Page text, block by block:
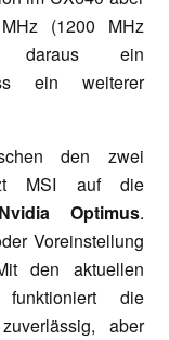
(1200 MHz
daraus ein
ein weiterer
den zwei
MSI auf die
Nvidia Optimus.
Voreinstellung
den aktuellen
funktioniert die
aber